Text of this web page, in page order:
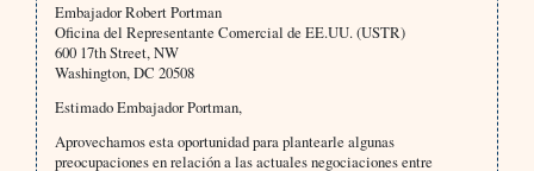
Embajador Robert Portman
Oficina del Representante Comercial de EE.UU. (USTR)
600 17th Street, NW
Washington, DC 20508
Estimado Embajador Portman,
Aprovechamos esta oportunidad para plantearle algunas
preocupaciones en relación a las actuales negociaciones entre